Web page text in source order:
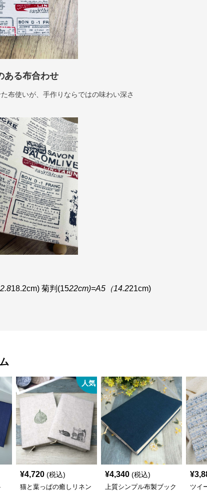
ある布合わせ
布使いが、手作りならではの味わい深さ
18.2cm) 菊判(1522cm)=A5（14.221cm)
人気
¥4,720 (税込)
猫と葉っぱの癒しリネン
¥4,340 (税込)
上質シンプル布製ブック
¥
ツイ